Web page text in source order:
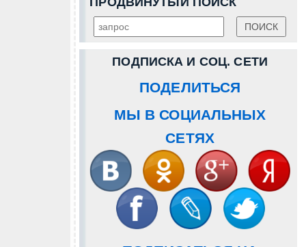
ПОДПИСКА И СОЦ. СЕТИ
ПОДЕЛИТЬСЯ
МЫ В СОЦИАЛЬНЫХ
СЕТЯХ